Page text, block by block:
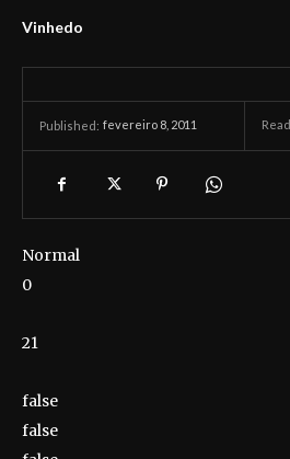
Vinhedo
Published: fevereiro 8, 2011
Normal
0
21
false
false